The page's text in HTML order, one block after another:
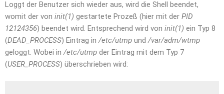
Loggt der Benutzer sich wieder aus, wird die Shell beendet,
womit der von init(1) gestartete Prozeß (hier mit der PID
12124356) beendet wird. Entsprechend wird von init(1) ein Typ 8
(DEAD_PROCESS) Eintrag in /etc/utmp und /var/adm/wtmp
geloggt. Wobei in /etc/utmp der Eintrag mit dem Typ 7
(USER_PROCESS) überschrieben wird: